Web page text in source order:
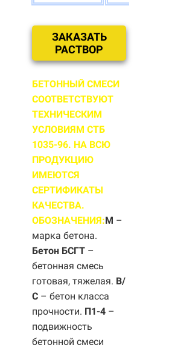
ЗАКАЗАТЬ
РАСТВОР
БЕТОННЫЙ СМЕСИ
СООТВЕТСТВУЮТ
ТЕХНИЧЕСКИМ
УСЛОВИЯМ СТБ
1035-96. НА ВСЮ
ПРОДУКЦИЮ
ИМЕЮТСЯ
СЕРТИФИКАТЫ
КАЧЕСТВА.
ОБОЗНАЧЕНИЯ:М –
марка бетона.
Бетон БСГТ –
бетонная смесь
готовая, тяжелая. B/
С – бетон класса
прочности. П1-4 –
подвижность
бетонной смеси